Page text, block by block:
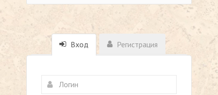
Вход Регистрация